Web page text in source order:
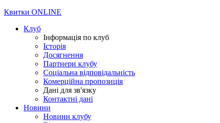
Квитки ONLINE
Клуб
Інформація по клуб
Історія
Досягнення
Партнери клубу
Соціальна відповідальність
Комерційна пропозиція
Дані для зв'язку
Контактні дані
Новини
Новини клубу